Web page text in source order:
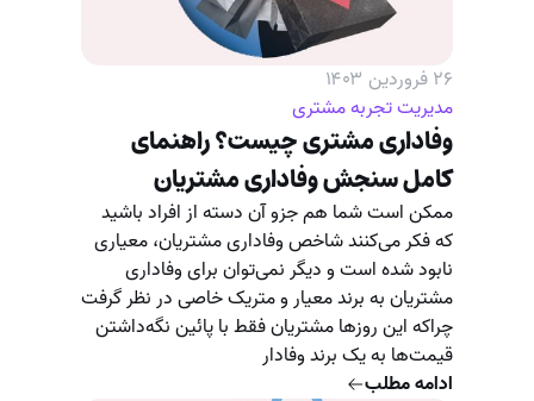
۲۶ فروردین ۱۴۰۳
مدیریت تجربه مشتری
وفاداری مشتری چیست؟ راهنمای
کامل سنجش وفاداری مشتریان
ممکن است شما هم جزو آن دسته از افراد باشید
که فکر می‌کنند شاخص وفاداری مشتریان، معیاری
نابود شده است و دیگر نمی‌توان برای وفاداری
مشتریان به برند معیار و متریک خاصی در نظر گرفت
چراکه این روزها مشتریان فقط با پائین نگه‌داشتن
قیمت‌ها به یک برند وفادار
ادامه مطلب